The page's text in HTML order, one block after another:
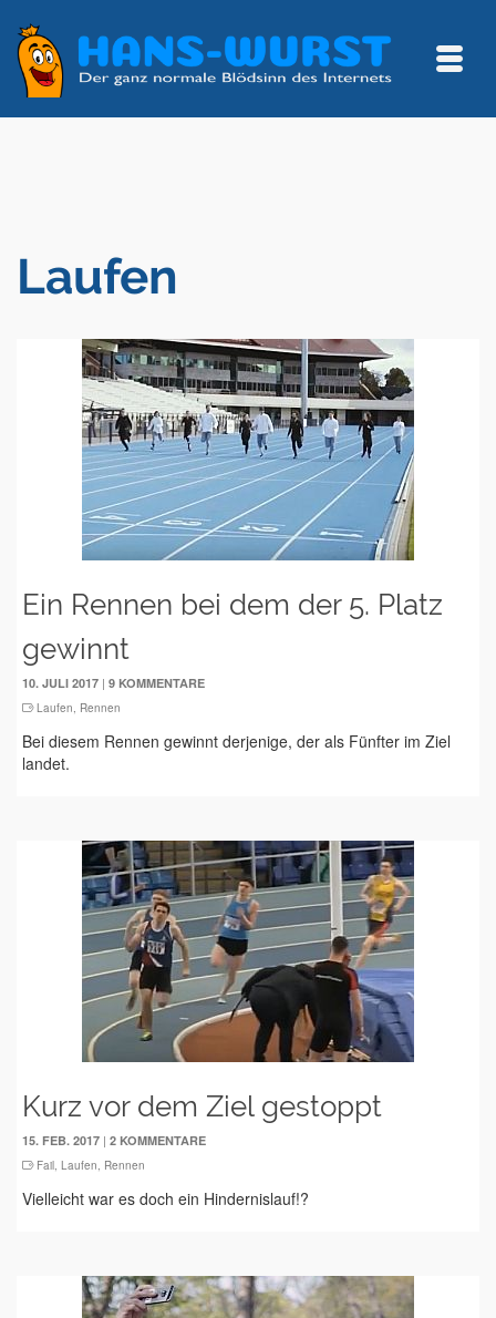
Laufen
Ein Rennen bei dem der 5. Platz
gewinnt
10. JULI 2017 | 9 KOMMENTARE
Laufen, Rennen
Bei diesem Rennen gewinnt derjenige, der als Fünfter im Ziel
landet.
Kurz vor dem Ziel gestoppt
15. FEB. 2017 | 2 KOMMENTARE
Fail, Laufen, Rennen
Vielleicht war es doch ein Hindernislauf!?